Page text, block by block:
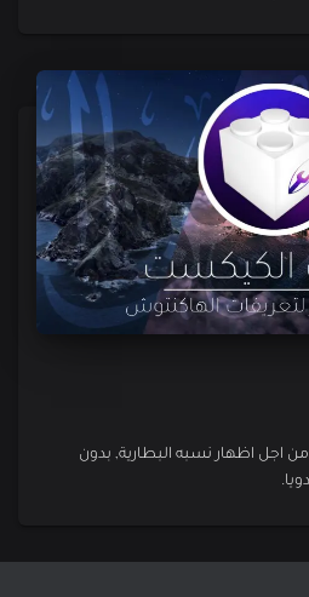
كيكست يقوم بعمل patch من اجل اظهار نسبه البطارية, بدون